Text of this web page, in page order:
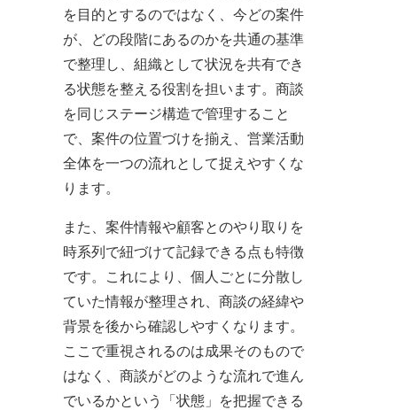
を目的とするのではなく、今どの案件
が、どの段階にあるのかを共通の基準
で整理し、組織として状況を共有でき
る状態を整える役割を担います。商談
を同じステージ構造で管理すること
で、案件の位置づけを揃え、営業活動
全体を一つの流れとして捉えやすくな
ります。
また、案件情報や顧客とのやり取りを
時系列で紐づけて記録できる点も特徴
です。これにより、個人ごとに分散し
ていた情報が整理され、商談の経緯や
背景を後から確認しやすくなります。
ここで重視されるのは成果そのもので
はなく、商談がどのような流れで進ん
でいるかという「状態」を把握できる